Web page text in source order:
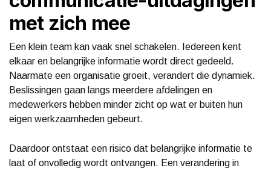
met zich mee
Een klein team kan vaak snel schakelen. Iedereen kent
elkaar en belangrijke informatie wordt direct gedeeld.
Naarmate een organisatie groeit, verandert die dynamiek.
Beslissingen gaan langs meerdere afdelingen en
medewerkers hebben minder zicht op wat er buiten hun
eigen werkzaamheden gebeurt.
Daardoor ontstaat een risico dat belangrijke informatie te
laat of onvolledig wordt ontvangen. Een verandering in